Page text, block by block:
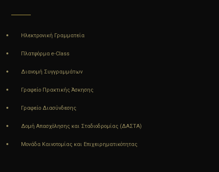
Ηλεκτρονική Γραμματεία
Πλατφόρμα e-Class
Διανομή Συγγραμμάτων
Γραφείο Πρακτικής Άσκησης
Γραφείο Διασύνδεσης
Δομή Απασχόλησης και Σταδιοδρομίας (ΔΑΣΤΑ)
Μονάδα Καινοτομίας και Επιχειρηματικότητας